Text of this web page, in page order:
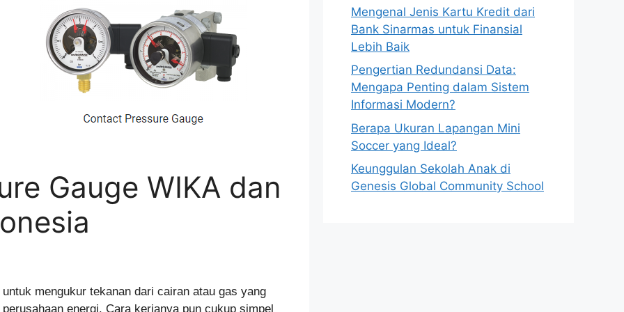
Gauge WIKA dan
mengukur tekanan dari cairan atau gas yang
energi. Cara kerjanya pun cukup simpel
Mengenal Jenis Kartu Kredit dari
Bank Sinarmas untuk Finansial
Lebih Baik
Pengertian Redundansi Data:
Mengapa Penting dalam Sistem
Informasi Modern?
Berapa Ukuran Lapangan Mini
Soccer yang Ideal?
Keunggulan Sekolah Anak di
Genesis Global Community School